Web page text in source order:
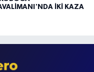
İKİ KAZA